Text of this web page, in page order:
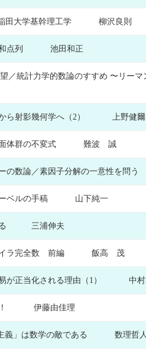
稲田大学基幹理工学 柳沢良則
調和点列 池田和正
／統計力学的数論のすすめ 〜リー
から射影幾何学へ（2） 上野健爾
多面体群の不変式 難波 誠
ーの数論／素因子分解の一意性を
ーベルの手稿 山下純一
する 三浦伸夫
オイラ完全数 前編 飯高 茂
易が正当化される理由（1） 中村
た！ 伊藤由佳理
主義」は数学の敵である 数理哲人